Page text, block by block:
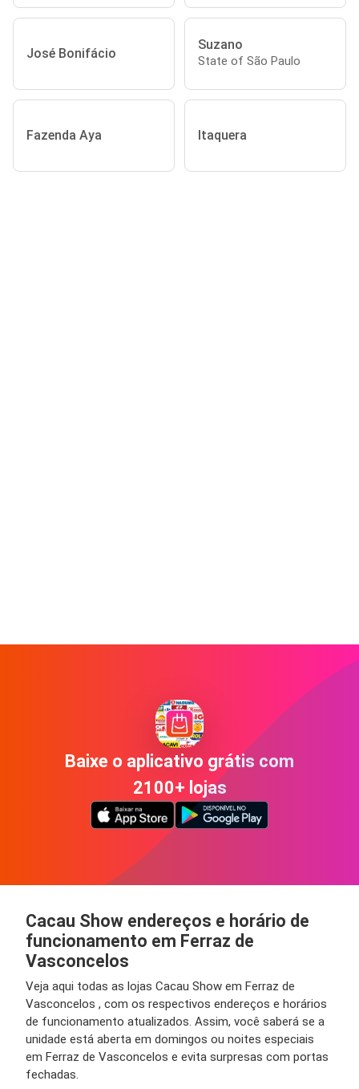
José Bonifácio
Suzano
State of São Paulo
Fazenda Aya Itaquera
Baixe o aplicativo grátis com
2100+ lojas
Cacau Show endereços e horário de
funcionamento em Ferraz de
Vasconcelos
Veja aqui todas as lojas Cacau Show em Ferraz de
Vasconcelos , com os respectivos endereços e horários
de funcionamento atualizados. Assim, você saberá se a
unidade está aberta em domingos ou noites especiais
em Ferraz de Vasconcelos e evita surpresas com portas
fechadas.